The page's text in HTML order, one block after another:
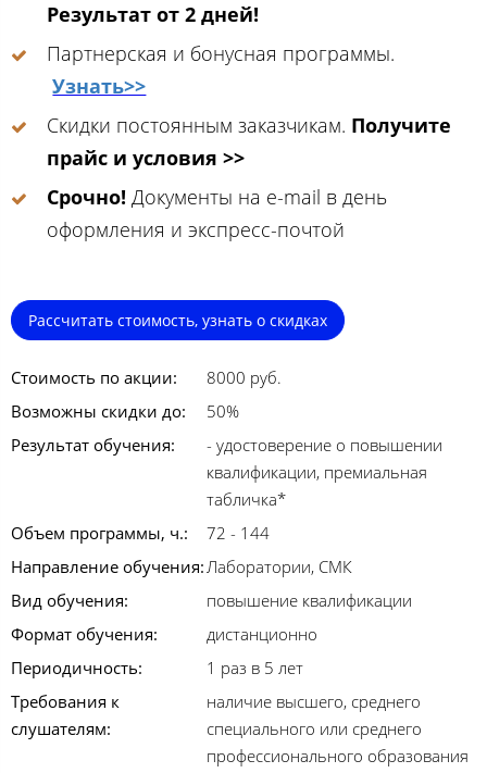
Результат от 2 дней!
Партнерская и бонусная программы.
Узнать>>
Скидки постоянным заказчикам. Получите
прайс и условия >>
Срочно! Документы на e-mail в день
оформления и экспресс-почтой
Рассчитать стоимость, узнать о скидках
Стоимость по акции:
8000 руб.
Возможны скидки до:
50%
Результат обучения:
- удостоверение о повышении
квалификации, премиальная
табличка*
Объем программы, ч.:
72 - 144
Направление обучения:Лаборатории, СМК
Вид обучения:
повышение квалификации
Формат обучения:
дистанционно
Периодичность:
1 раз в 5 лет
Требования к
слушателям:
наличие высшего, среднего
специального или среднего
профессионального образования